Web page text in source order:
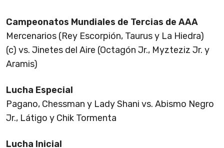
Campeonatos Mundiales de Tercias de AAA
Mercenarios (Rey Escorpión, Taurus y La Hiedra)
(c) vs. Jinetes del Aire (Octagón Jr., Myzteziz Jr. y
Aramis)
Lucha Especial
Pagano, Chessman y Lady Shani vs. Abismo Negro
Jr., Látigo y Chik Tormenta
Lucha Inicial